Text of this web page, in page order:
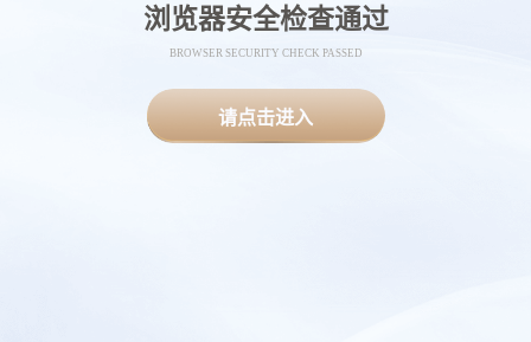
浏览器安全检查通过
BROWSER SECURITY CHECK PASSED
请点击进入